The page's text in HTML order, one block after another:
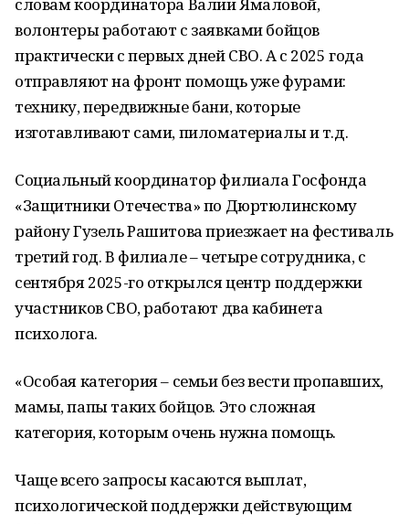
волонтеры работают с заявками бойцов
практически с первых дней СВО. А с 2025 года
отправляют на фронт помощь уже фурами:
технику, передвижные бани, которые
изготавливают сами, пиломатериалы и т.д.
Социальный координатор филиала Госфонда
«Защитники Отечества» по Дюртюлинскому
району Гузель Рашитова приезжает на фестиваль
третий год. В филиале – четыре сотрудника, с
сентября 2025-го открылся центр поддержки
участников СВО, работают два кабинета
психолога.
«Особая категория – семьи без вести пропавших,
мамы, папы таких бойцов. Это сложная
категория, которым очень нужна помощь.
Чаще всего запросы касаются выплат,
психологической поддержки действующим